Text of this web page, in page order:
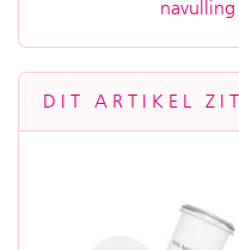
navulling
DIT ARTIKEL